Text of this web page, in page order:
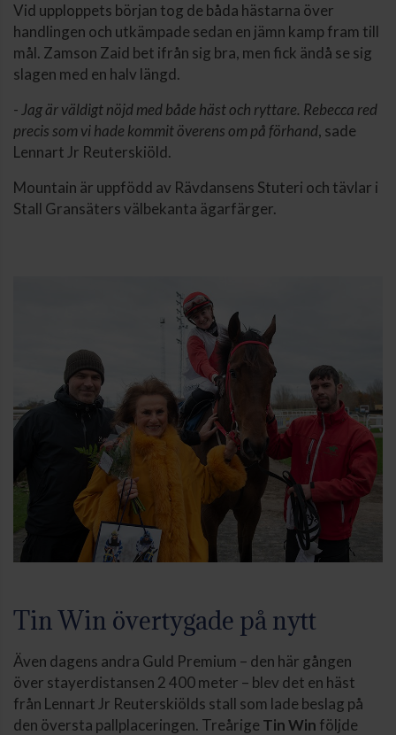
Vid upploppets början tog de båda hästarna över
handlingen och utkämpade sedan en jämn kamp fram till
mål. Zamson Zaid bet ifrån sig bra, men fick ändå se sig
slagen med en halv längd.
- Jag är väldigt nöjd med både häst och ryttare. Rebecca red
precis som vi hade kommit överens om på förhand, sade
Lennart Jr Reuterskiöld.
Mountain är uppfödd av Rävdansens Stuteri och tävlar i
Stall Gransäters välbekanta ägarfärger.
Tin Win övertygade på nytt
Även dagens andra Guld Premium – den här gången
över stayerdistansen 2 400 meter – blev det en häst
från Lennart Jr Reuterskiölds stall som lade beslag på
den översta pallplaceringen. Treårige Tin Win följde